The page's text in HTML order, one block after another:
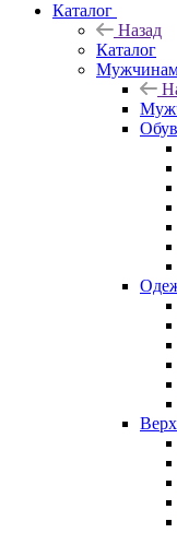
Каталог
Назад
Каталог